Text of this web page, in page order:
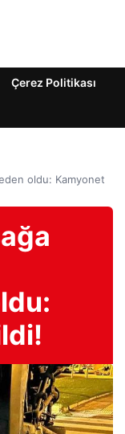
Çerez Politikası
oldu: Kamyonet